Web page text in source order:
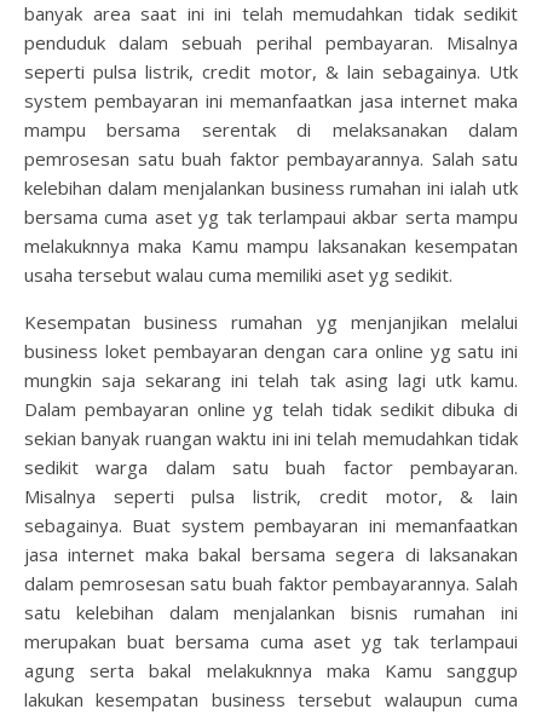
banyak area saat ini ini telah memudahkan tidak sedikit
penduduk dalam sebuah perihal pembayaran. Misalnya
seperti pulsa listrik, credit motor, & lain sebagainya. Utk
system pembayaran ini memanfaatkan jasa internet maka
mampu bersama serentak di melaksanakan dalam
pemrosesan satu buah faktor pembayarannya. Salah satu
kelebihan dalam menjalankan business rumahan ini ialah utk
bersama cuma aset yg tak terlampaui akbar serta mampu
melakuknnya maka Kamu mampu laksanakan kesempatan
usaha tersebut walau cuma memiliki aset yg sedikit.
Kesempatan business rumahan yg menjanjikan melalui
business loket pembayaran dengan cara online yg satu ini
mungkin saja sekarang ini telah tak asing lagi utk kamu.
Dalam pembayaran online yg telah tidak sedikit dibuka di
sekian banyak ruangan waktu ini ini telah memudahkan tidak
sedikit warga dalam satu buah factor pembayaran.
Misalnya seperti pulsa listrik, credit motor, & lain
sebagainya. Buat system pembayaran ini memanfaatkan
jasa internet maka bakal bersama segera di laksanakan
dalam pemrosesan satu buah faktor pembayarannya. Salah
satu kelebihan dalam menjalankan bisnis rumahan ini
merupakan buat bersama cuma aset yg tak terlampaui
agung serta bakal melakuknnya maka Kamu sanggup
lakukan kesempatan business tersebut walaupun cuma